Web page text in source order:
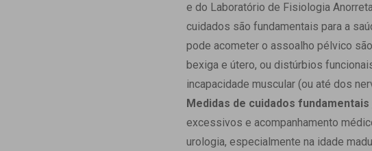
Estrutura de Gestão
Exames - Portal Médico
Farmácia
Fisioterapia
e do Laboratório de Fisiologia
cuidados são fundamentais para a
pode acometer o assoalho pélvico
bexiga e útero, ou distúrbios
incapacidade muscular (ou até dos
Medidas de cuidados fundamentais
excessivos e acompanhamento
urologia, especialmente na idade